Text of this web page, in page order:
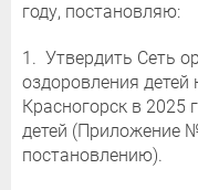
году, постановляю:
1. Утвердить Сеть
оздоровления детей
Красногорск в 2025
детей (Приложение
постановлению).